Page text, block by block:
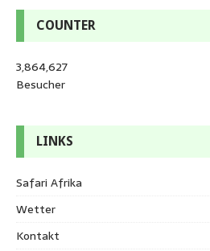
COUNTER
3,864,627
Besucher
LINKS
Safari Afrika
Wetter
Kontakt